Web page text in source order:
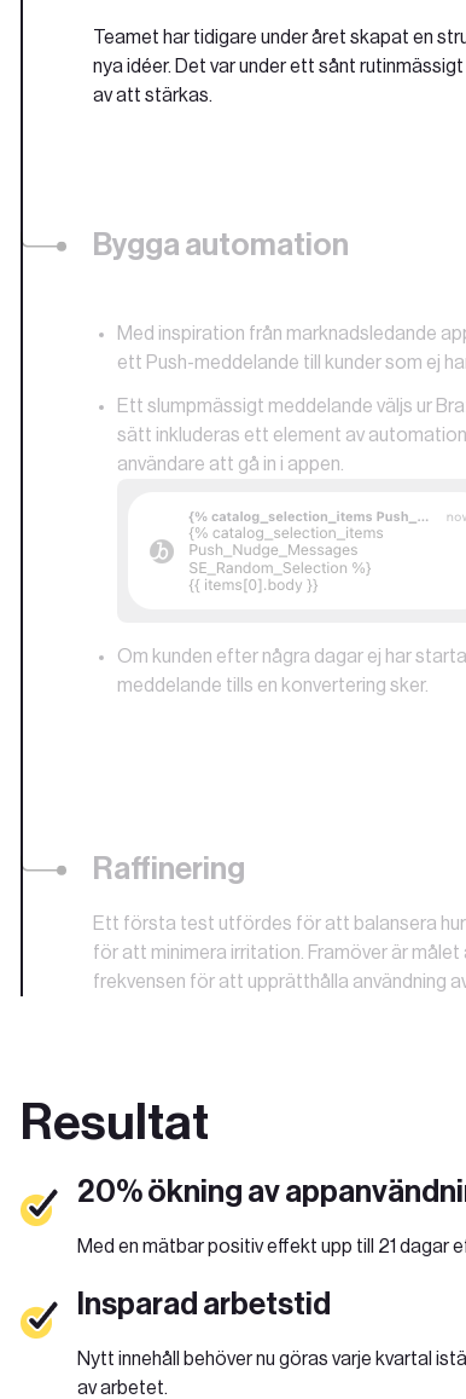
Teamet har tidigare under året skapat en
nya idéer. Det var under ett sånt
av att stärkas.
Bygga automation
Med inspiration från marknadsledande
ett Push-meddelande till kunder som ej
Ett slumpmässigt meddelande väljs ur
sätt inkluderas ett element av
användare att gå in i appen.
Om kunden efter några dagar ej har
meddelande tills en konvertering sker.
Raffinering
Ett första test utfördes för att balansera
för att minimera irritation. Framöver är
frekvensen för att upprätthålla användning
Resultat
20% ökning av
Med en mätbar positiv effekt upp till 21 dagar
Insparad arbetstid
Nytt innehåll behöver nu göras varje kvartal
av arbetet.